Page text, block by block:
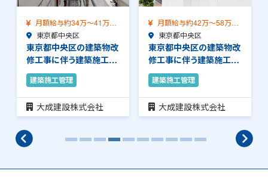
月額給与約34万～41万
（前職給与保証）…
東京都中央区
東京都中央区の建築物改
修工事に伴う建築施工管
理のお仕事です。…
建築施工管理
大成建設株式会社
月額給与約42万～58万
（前職給与保証）…
東京都中央区
東京都中央区の建築物改
修工事に伴う建築施工管
理のお仕事です。…
建築施工管理
大成建設株式会社